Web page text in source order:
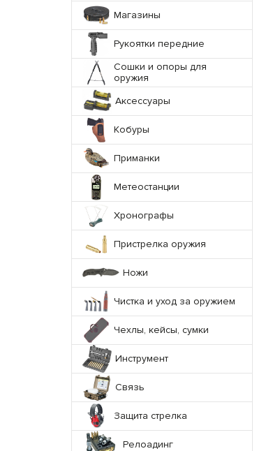
Магазины
Рукоятки передние
Сошки и опоры для
оружия
Аксессуары
Кобуры
Приманки
Метеостанции
Хронографы
Пристрелка оружия
Ножи
Чистка и уход за оружием
Чехлы, кейсы, сумки
Инструмент
Связь
Защита стрелка
Релоадинг